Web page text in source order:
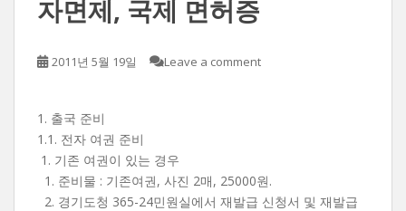
자면제, 국제 면허증
2011년 5월 19일 Leave a comment
1. 출국 준비
1.1. 전자 여권 준비
1. 기존 여권이 있는 경우
1. 준비물 : 기존여권, 사진 2매, 25000원.
2. 경기도청 365-24민원실에서 재발급 신청서 및 재발급